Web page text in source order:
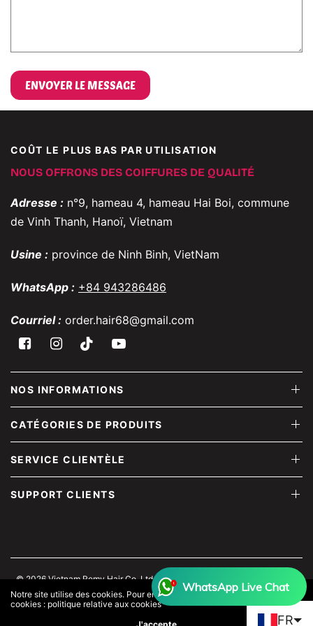
COÛT LE PLUS BAS PAR UTILISATION
NOUS OFFRONS DES COIFFURES DE QUALITÉ
Adresse : n°9, hameau 4, hameau Hai Boi, commune
de Vinh Thanh, Hanoï, Vietnam
Usine : province de Ninh Binh, VietNam
WhatsApp : +84 943286486
Courriel : order.hair68@gmail.com
NOS INFORMATIONS
CATÉGORIES DE PRODUITS
SERVICE CLIENTÈLE
SUPPORT CLIENTS
© 2026 Vietnam Remy Hair Co.,Ltd, hair68 - Usine de cheveux Remy au
Vietnam - Meilleur fournisseur de cheveux Commerce électronique
propulsé par Shopify
Notre site utilise des cookies. Pour en savoir plus sur notre utilisation des
cookies : politique relative aux cookies
WhatsApp Live Chat
FR